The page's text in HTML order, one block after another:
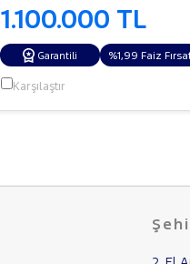
1.100.000 TL
Garantili %1,99 Faiz
Karşılaştır